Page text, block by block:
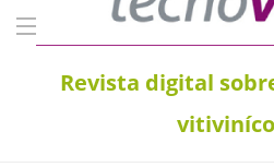
Revista digital